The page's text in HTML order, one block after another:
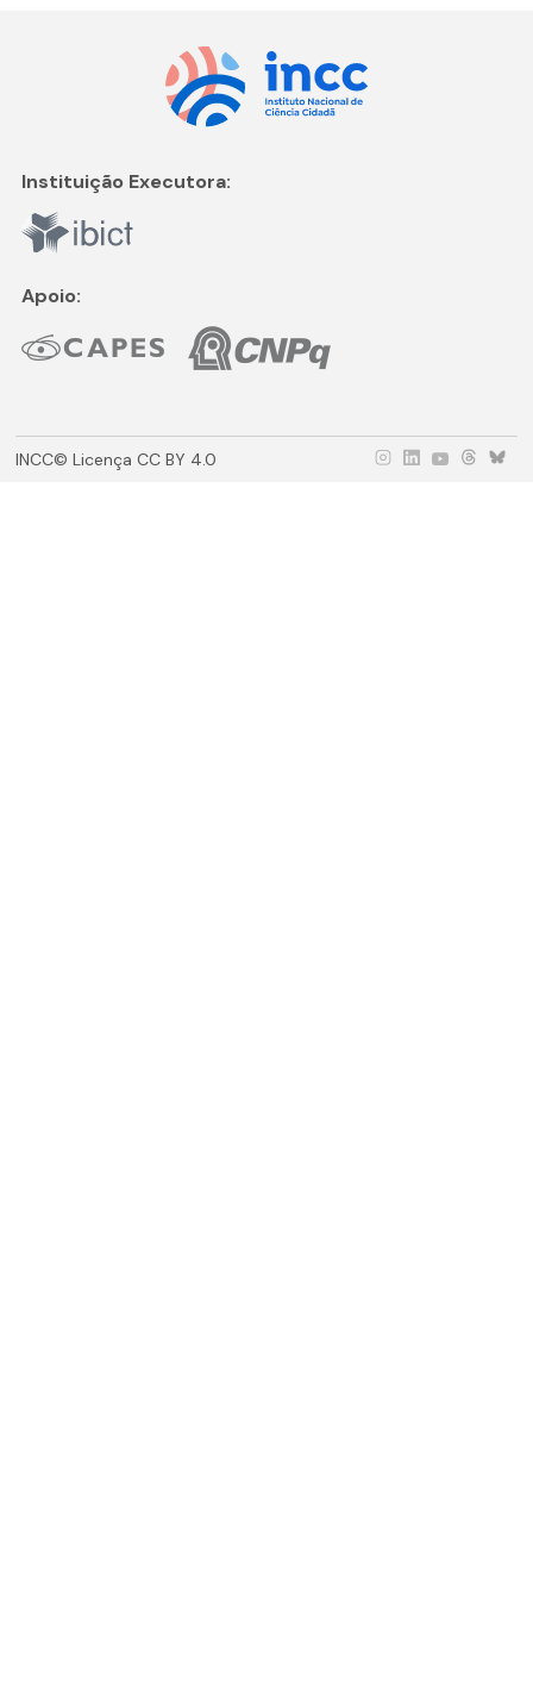
Instituição Executora:
Apoio:
INCC© Licença CC BY 4.0